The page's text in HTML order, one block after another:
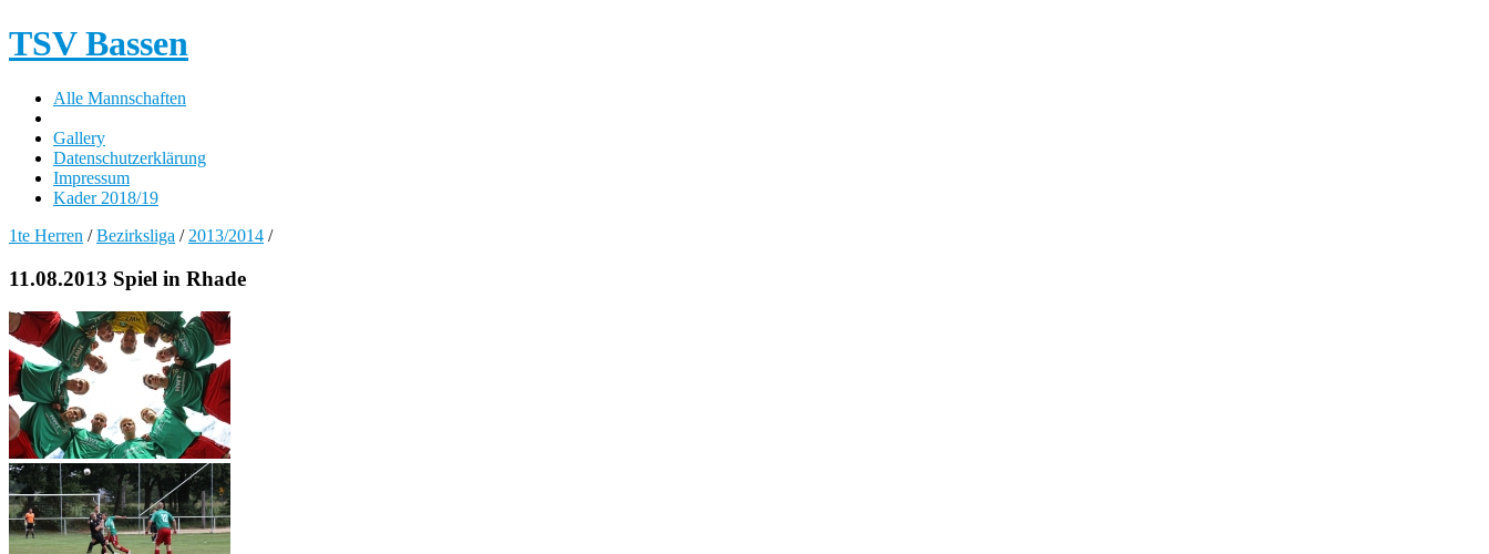
TSV Bassen
Alle Mannschaften
Gallery
Datenschutzerklärung
Impressum
Kader 2018/19
1te Herren /Bezirksliga / 2013/2014 /
11.08.2013 Spiel in Rhade